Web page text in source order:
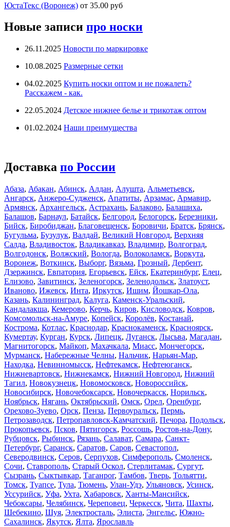
ЮстаТекс (Воронеж) от 35.00 руб
Новые записи про носки
26.11.2025 Новости по маркировке
10.08.2025 Размерные сетки
04.02.2025 Купить носки оптом и не пожалеть?
Расскажем - как.
22.05.2024 Детское нижнее белье и трикотаж оптом
01.02.2024 Наши преимущества
Доставка по России
Абаза, Абакан, Абинск, Алдан, Алушта, Альметьевск,
Ангарск, Анжеро-Судженск, Апатиты, Арзамас, Армавир,
Армянск, Архангельск, Астрахань, Балаково, Балашиха,
Балашов, Барнаул, Батайск, Белгород, Белогорск, Березники,
Бийск, Биробиджан, Благовещенск, Боровичи, Братск, Брянск,
Бугульма, Бузулук, Валдай, Великий Новгород, Верхняя
Салда, Владивосток, Владикавказ, Владимир, Волгоград,
Волгодонск, Волжский, Вологда, Волоколамск, Воркута,
Воронеж, Воткинск, Выборг, Вязьма, Грозный, Дербент,
Дзержинск, Евпатория, Егорьевск, Ейск, Екатеринбург, Елец,
Елизово, Завитинск, Зеленогорск, Зеленодольск, Златоуст,
Иваново, Ижевск, Инта, Иркутск, Ишим, Йошкар-Ола,
Казань, Калининград, Калуга, Каменск-Уральский,
Кандалакша, Кемерово, Керчь, Киров, Кисловодск, Ковров,
Комсомольск-на-Амуре, Копейск, Королёв, Костанай,
Кострома, Котлас, Краснодар, Краснокаменск, Красноярск,
Кумертау, Курган, Курск, Липецк, Луганск, Лысьва, Магадан,
Магнитогорск, Майкоп, Махачкала, Миасс, Мончегорск,
Мурманск, Набережные Челны, Нальчик, Нарьян-Мар,
Находка, Невинномысск, Нефтекамск, Нефтеюганск,
Нижневартовск, Нижнекамск, Нижний Новгород, Нижний
Тагил, Новокузнецк, Новомосковск, Новороссийск,
Новосибирск, Новочебоксарск, Новочеркасск, Норильск,
Ноябрьск, Нягань, Октябрьский, Омск, Орел, Оренбург,
Орехово-Зуево, Орск, Пенза, Первоуральск, Пермь,
Петрозаводск, Петропавловск-Камчатский, Печора, Подольск,
Прокопьевск, Псков, Пятигорск, Россошь, Ростов-на-Дону,
Рубцовск, Рыбинск, Рязань, Салават, Самара, Санкт-
Петербург, Саранск, Саратов, Саров, Севастопол,
Северодвинск, Серов, Серпухов, Симферополь, Смоленск,
Сочи, Ставрополь, Старый Оскол, Стерлитамак, Сургут,
Сызрань, Сыктывкар, Таганрог, Тамбов, Тверь, Тольятти,
Томск, Туапсе, Тула, Тюмень, Улан-Удэ, Ульяновск, Усинск,
Уссурийск, Уфа, Ухта, Хабаровск, Ханты-Мансийск,
Чебоксары, Челябинск, Череповец, Черкесск, Чита, Шахты,
Шебекино, Шуя, Электросталь, Элиста, Энгельс, Южно-
Сахалинск, Якутск, Ялта, Ярославль